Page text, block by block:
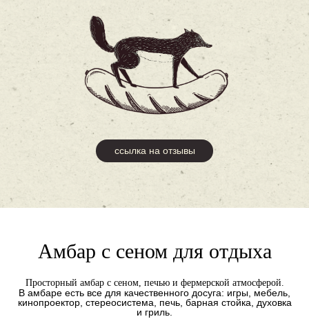
ссылка на отзывы
Амбар с сеном для отдыха
Просторный амбар с сеном, печью и фермерской атмосферой.
В амбаре есть все для качественного досуга: игры, мебель,
кинопроектор, стереосистема, печь, барная стойка, духовка
и гриль.